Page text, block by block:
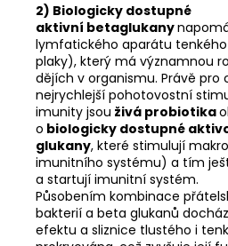
2) Biologicky dostupné
aktivní betaglukany
lymfatického aparátu
plaky), který má významnou
dějích v organismu. Právě pro
nejrychlejší pohotovostní
imunity jsou živá probiotika
o biologicky dostupné
glukany, které stimulují
imunitního systému) a tím
a startují imunitní systém.
Působením kombinace
bakterií a beta glukanů
efektu a sliznice tlustého i